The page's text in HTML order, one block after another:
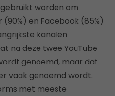
worden om
en Facebook (85%)
kanalen
na deze twee YouTube
genoemd, maar dat
vaak genoemd wordt.
met meeste